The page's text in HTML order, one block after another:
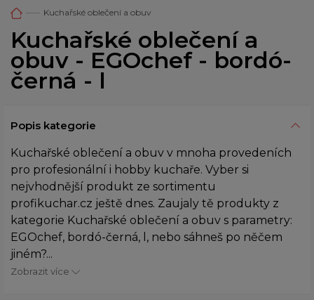
Kuchařské oblečení a obuv
Kuchařské oblečení a
obuv - EGOchef - bordó-
černá - l
Popis kategorie
Kuchařské oblečení a obuv v mnoha provedeních
pro profesionální i hobby kuchaře. Vyber si
nejvhodnější produkt ze sortimentu
profikuchar.cz ještě dnes. Zaujaly tě produkty z
kategorie Kuchařské oblečení a obuv s parametry:
EGOchef, bordó-černá, l, nebo sáhneš po něčem
jiném?...
Zobrazit více